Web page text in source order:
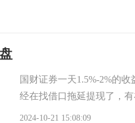
国财证券一天1.5%-2%的
经在找借口拖延提现了，
2024-10-21 15:08:09